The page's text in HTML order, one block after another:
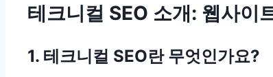
테크니컬 SEO 소개: 웹사이
1. 테크니컬 SEO란 무엇인가요?